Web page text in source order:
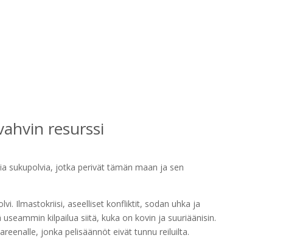
resurssi
sukupolvia, jotka perivät tämän maan ja sen
Ilmastokriisi, aseelliset konfliktit, sodan uhka ja
kilpailua siitä, kuka on kovin ja suuriäänisin.
jonka pelisäännöt eivät tunnu reiluilta.